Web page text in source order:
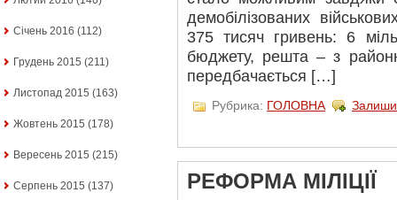
Січень 2016 (112)
Грудень 2015 (211)
Листопад 2015 (163)
Жовтень 2015 (178)
Вересень 2015 (215)
Серпень 2015 (137)
демобілізованих
375 тисяч гривень: 6
бюджету, решта – з
передбачається […]
Рубрика: ГОЛОВНА
РЕФОРМА МІЛІЦІЇ